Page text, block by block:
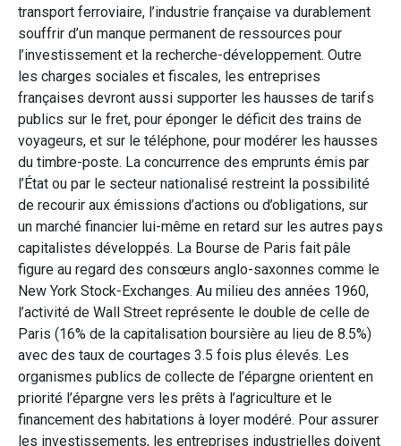
transport ferroviaire, l’industrie française va durablement
souffrir d’un manque permanent de ressources pour
l’investissement et la recherche-développement. Outre
les charges sociales et fiscales, les entreprises
françaises devront aussi supporter les hausses de tarifs
publics sur le fret, pour éponger le déficit des trains de
voyageurs, et sur le téléphone, pour modérer les hausses
du timbre-poste. La concurrence des emprunts émis par
l’État ou par le secteur nationalisé restreint la possibilité
de recourir aux émissions d’actions ou d’obligations, sur
un marché financier lui-même en retard sur les autres pays
capitalistes développés. La Bourse de Paris fait pâle
figure au regard des consœurs anglo-saxonnes comme le
New York Stock-Exchanges. Au milieu des années 1960,
l’activité de Wall Street représente le double de celle de
Paris (16% de la capitalisation boursière au lieu de 8.5%)
avec des taux de courtages 3.5 fois plus élevés. Les
organismes publics de collecte de l’épargne orientent en
priorité l’épargne vers les prêts à l’agriculture et le
financement des habitations à loyer modéré. Pour assurer
les investissements, les entreprises industrielles doivent